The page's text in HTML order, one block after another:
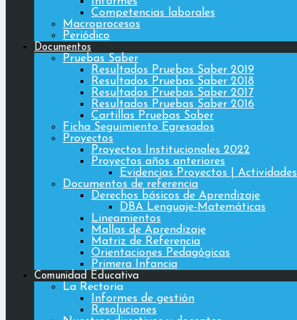
Competencias laborales
Macroprocesos
Periódico
Documentos
Pruebas Saber
Resultados Pruebas Saber 2019
Resultados Pruebas Saber 2018
Resultados Pruebas Saber 2017
Resultados Pruebas Saber 2016
Cartillas Pruebas Saber
Ficha Seguimiento Egresados
Proyectos
Proyectos Institucionales 2022
Proyectos años anteriores
Evidencias Proyectos | Actividades
Documentos de referencia
Derechos básicos de Aprendizaje
DBA Lenguaje-Matemáticas
Lineamientos
Mallas de Aprendizaje
Matriz de Referencia
Orientaciones Pedagógicas
Primera Infancia
Comunidad Educativa
La Rectoria
Informes de gestión
Resoluciones